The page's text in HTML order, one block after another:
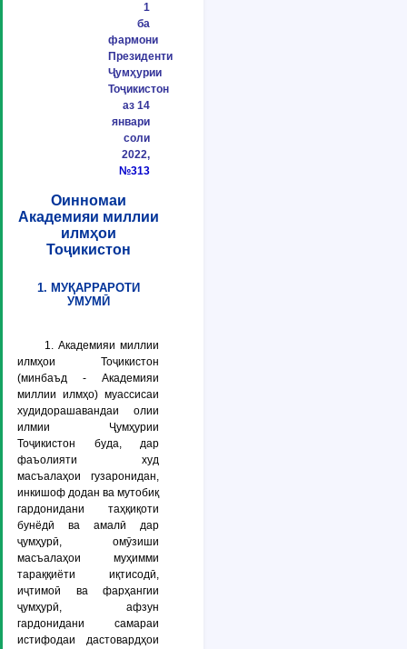
1
ба
фармони
Президенти
Ҷумҳурии
Тоҷикистон
аз 14
январи
соли
2022,
№313
Оинномаи
Академияи миллии
илмҳои
Тоҷикистон
1. МУҚАРРАРОТИ
УМУМӢ
1. Академияи миллии
илмҳои Тоҷикистон
(минбаъд - Академияи
миллии илмҳо) муассисаи
худидорашавандаи олии
илмии Ҷумҳурии
Тоҷикистон буда, дар
фаъолияти худ
масъалаҳои гузаронидан,
инкишоф додан ва мутобиқ
гардонидани таҳқиқоти
бунёдӣ ва амалӣ дар
ҷумҳурӣ, омӯзиши
масъалаҳои муҳимми
тараққиёти иқтисодӣ,
иҷтимоӣ ва фарҳангии
ҷумҳурӣ, афзун
гардонидани самараи
истифодаи дастовардҳои